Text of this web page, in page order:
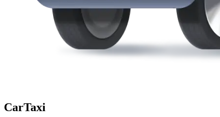
CarTaxi